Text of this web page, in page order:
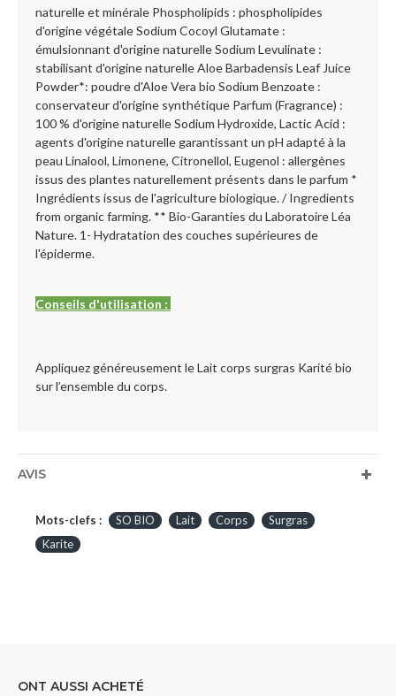
naturelle et minérale Phospholipids : phospholipides
d'origine végétale Sodium Cocoyl Glutamate :
émulsionnant d'origine naturelle Sodium Levulinate :
stabilisant d'origine naturelle Aloe Barbadensis Leaf Juice
Powder*: poudre d'Aloe Vera bio Sodium Benzoate :
conservateur d'origine synthétique Parfum (Fragrance) :
100 % d'origine naturelle Sodium Hydroxide, Lactic Acid :
agents d'origine naturelle garantissant un pH adapté à la
peau Linalool, Limonene, Citronellol, Eugenol : allergènes
issus des plantes naturellement présents dans le parfum *
Ingrédients issus de l'agriculture biologique. / Ingredients
from organic farming. ** Bio-Garanties du Laboratoire Léa
Nature. 1- Hydratation des couches supérieures de
l'épiderme.
Conseils d'utilisation :
Appliquez généreusement le Lait corps surgras Karité bio
sur l’ensemble du corps.
AVIS
Mots-clefs : SO BIO Lait Corps
Surgras
Karite
ONT AUSSI ACHETÉ